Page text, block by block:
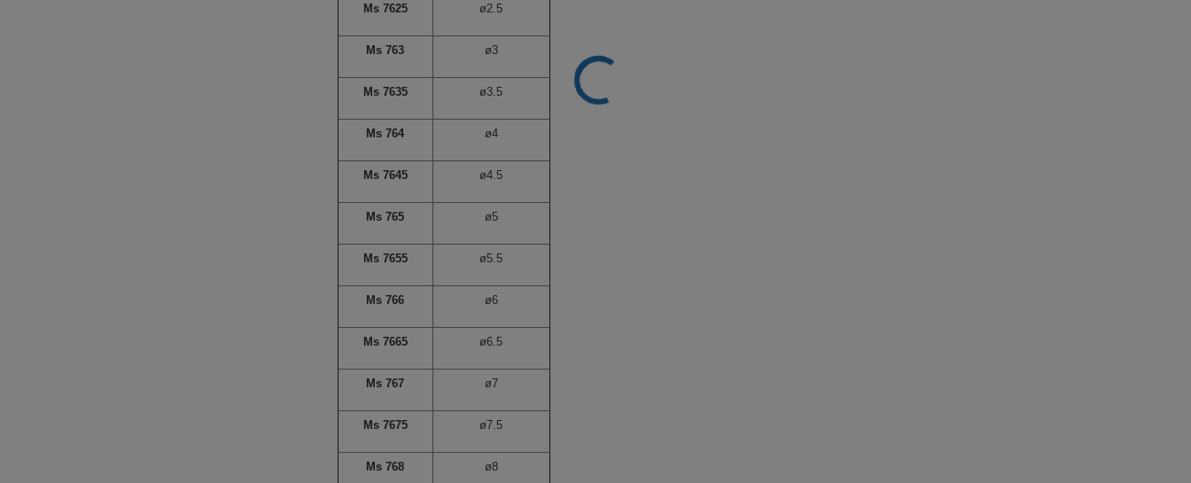
Ms 7625 ø2.5
Ms 763 ø3
Ms 7635 ø3.5
Ms 764 ø4
Ms 7645 ø4.5
Ms 765 ø5
Ms 7655 ø5.5
Ms 766 ø6
Ms 7665 ø6.5
Ms 767 ø7
Ms 7675 ø7.5
Ms 768 ø8